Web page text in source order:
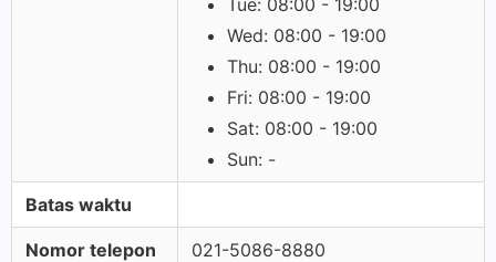
Tue: 08:00 - 19:00
Wed: 08:00 - 19:00
Thu: 08:00 - 19:00
Fri: 08:00 - 19:00
Sat: 08:00 - 19:00
Sun: -
Batas waktu
Nomor telepon 021-5086-8880